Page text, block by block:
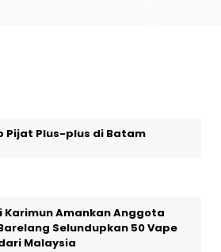
Pijat Plus-plus di Batam
Karimun Amankan Anggota
Selundupkan 50 Vape
Malaysia